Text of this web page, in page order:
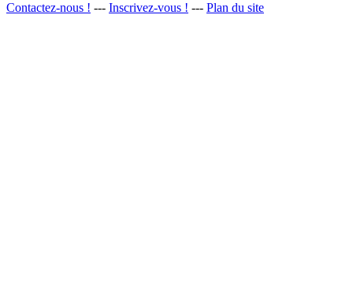
Contactez-nous ! --- Inscrivez-vous ! --- Plan du site